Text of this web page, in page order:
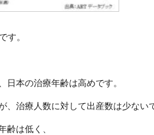
す。
日本の治療年齢は高めです。
、治療人数に対して出産数は少ない
齢は低く、